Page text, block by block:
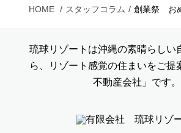
HOME スタッフコラム 創業祭 お
琉球リゾートは沖縄の素晴らしい
ら、リゾート感覚の住まいをご提
不動産会社」です。